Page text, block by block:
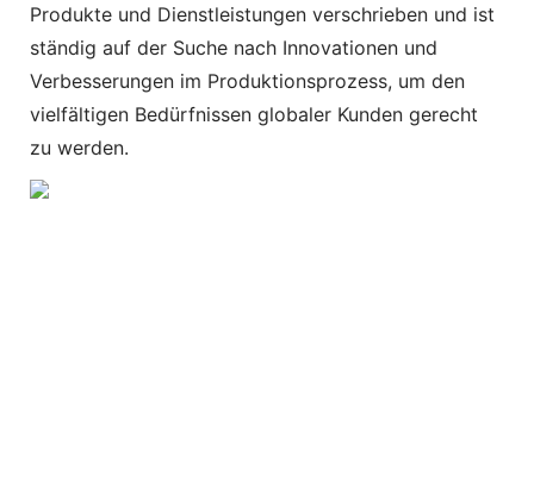
Produkte und Dienstleistungen verschrieben und ist
ständig auf der Suche nach Innovationen und
Verbesserungen im Produktionsprozess, um den
vielfältigen Bedürfnissen globaler Kunden gerecht
zu werden.